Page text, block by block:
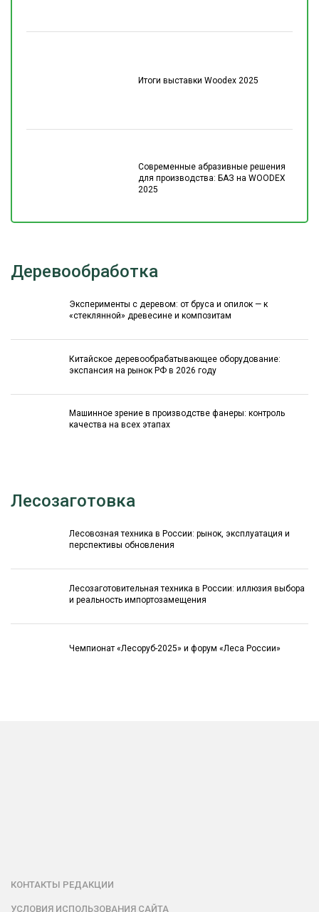
Итоги выставки Woodex 2025
Современные абразивные решения
для производства: БАЗ на WOODEX
2025
Деревообработка
Эксперименты с деревом: от бруса и опилок — к
«стеклянной» древесине и композитам
Китайское деревообрабатывающее оборудование:
экспансия на рынок РФ в 2026 году
Машинное зрение в производстве фанеры: контроль
качества на всех этапах
Лесозаготовка
Лесовозная техника в России: рынок, эксплуатация и
перспективы обновления
Лесозаготовительная техника в России: иллюзия выбора
и реальность импортозамещения
Чемпионат «Лесоруб-2025» и форум «Леса России»
КОНТАКТЫ РЕДАКЦИИ
УСЛОВИЯ ИСПОЛЬЗОВАНИЯ САЙТА